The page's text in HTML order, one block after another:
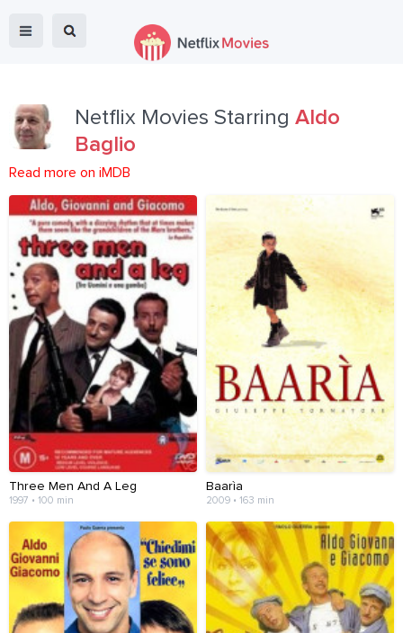
Netflix Movies Starring Aldo
Baglio
Read more on iMDB
Three Men And A Leg
1997 • 100 min
Baarìa
2009 • 163 min